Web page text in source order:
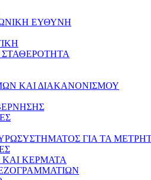
ΕΥΘΥΝΗ
ΚΑΙ ΔΙΑΚΑΝΟΝΙΣΜΟΥ
ΓΙΑ ΤΑ
ΚΕΡΜΑΤΑ